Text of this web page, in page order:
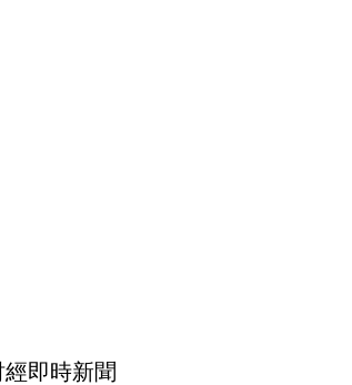
經即時新聞